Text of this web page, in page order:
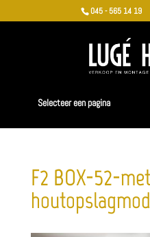
045 - 565 14 19
Selecteer een pagina
F2_BOX-52-